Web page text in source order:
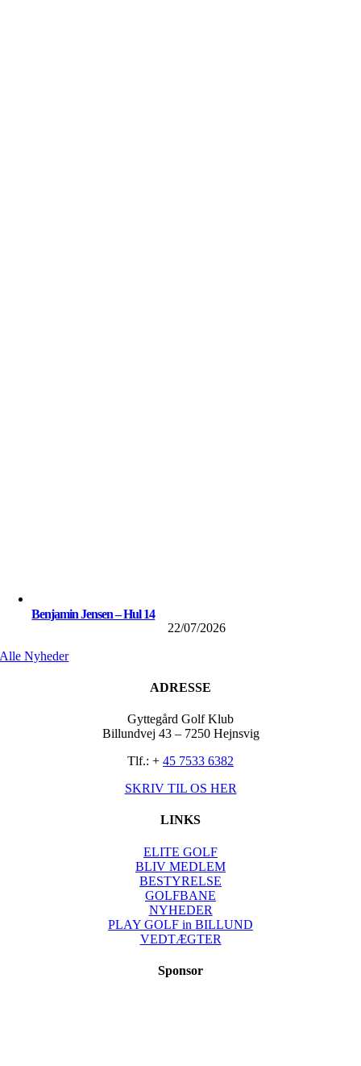
Benjamin Jensen – Hul 14
22/07/2026
Alle Nyheder
ADRESSE
Gyttegård Golf Klub
Billundvej 43 – 7250 Hejnsvig
Tlf.: + 45 7533 6382
SKRIV TIL OS HER
LINKS
ELITE GOLF
BLIV MEDLEM
BESTYRELSE
GOLFBANE
NYHEDER
PLAY GOLF in BILLUND
VEDTÆGTER
Sponsor